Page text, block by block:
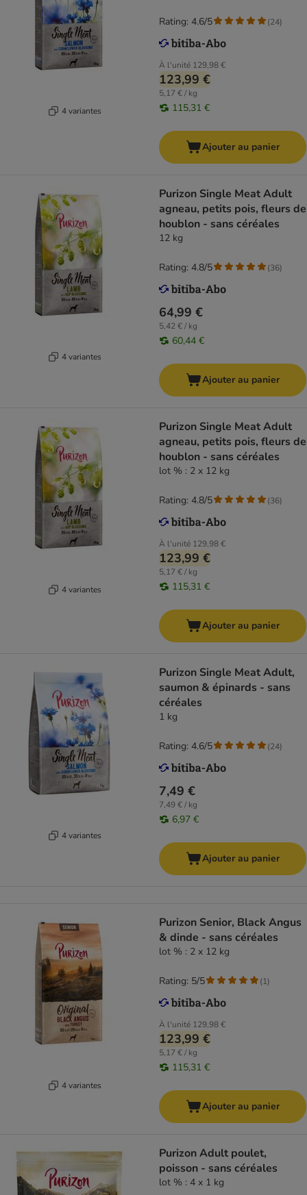
4 variantes
À l'unité 129,98 €
123,99 €
5,17 € / kg
115,31 €
Rating: 4.6/5 (24)
Ajouter au panier
4 variantes
Purizon Single Meat Adult
agneau, petits pois, fleurs de
houblon - sans céréales
12 kg
64,99 €
5,42 € / kg
60,44 €
Rating: 4.8/5 (36)
Ajouter au panier
4 variantes
Purizon Single Meat Adult
agneau, petits pois, fleurs de
houblon - sans céréales
lot % : 2 x 12 kg
À l'unité 129,98 €
123,99 €
5,17 € / kg
115,31 €
Rating: 4.8/5 (36)
Ajouter au panier
4 variantes
Purizon Single Meat Adult,
saumon & épinards - sans
céréales
1 kg
7,49 €
7,49 € / kg
6,97 €
Rating: 4.6/5 (24)
Ajouter au panier
4 variantes
Purizon Senior, Black Angus
& dinde - sans céréales
lot % : 2 x 12 kg
À l'unité 129,98 €
123,99 €
5,17 € / kg
115,31 €
Rating: 5/5 (1)
Ajouter au panier
Purizon Adult poulet,
poisson - sans céréales
lot % : 4 x 1 kg